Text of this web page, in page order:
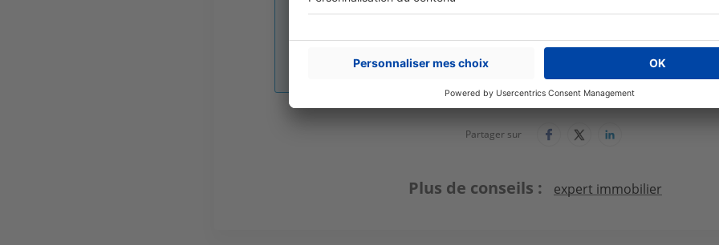
Immobilière Sextius Mirabeau
Partager sur
Plus de conseils expert immobilier